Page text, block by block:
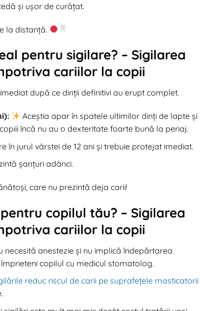
și ușor de curățat.
la distanță.
pentru sigilare? – Sigilarea
cariilor la copii
după ce dinții definitivi au erupt complet.
Aceștia apar în spatele ultimilor dinți de lapte și
încă nu au o dexteritate foarte bună la periaj.
în jurul vârstei de 12 ani și trebuie protejat imediat.
șanțuri adânci.
care nu prezintă deja carii!
copilul tău? – Sigilarea
cariilor la copii
necesită anestezie și nu implică îndepărtarea
copilul cu medicul stomatolog.
reduc riscul de carii pe suprafețele masticatorii